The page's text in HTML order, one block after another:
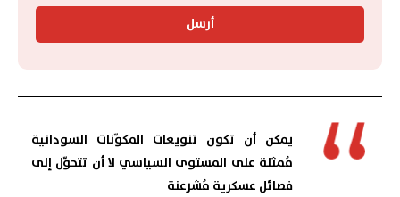
أرسل
يمكن أن تكون تنويعات المكوّنات السودانية
مُمثلة على المستوى السياسي لا أن تتحوّل إلى
فصائل عسكرية مُشرعنة